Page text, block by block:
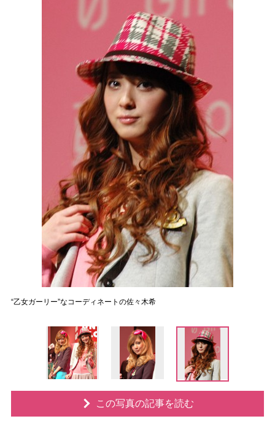
“乙女ガーリー”なコーディネートの佐々木希
この写真の記事を読む